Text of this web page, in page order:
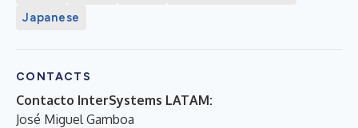
Japanese
CONTACTS
Contacto InterSystems LATAM:
José Miguel Gamboa